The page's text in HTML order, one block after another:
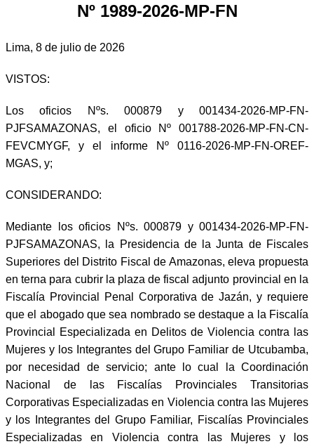
Nº 1989-2026-MP-FN
Lima, 8 de julio de 2026
VISTOS:
Los oficios Nºs. 000879 y 001434-2026-MP-FN-
PJFSAMAZONAS, el oficio Nº 001788-2026-MP-FN-CN-
FEVCMYGF, y el informe Nº 0116-2026-MP-FN-OREF-
MGAS, y;
CONSIDERANDO:
Mediante los oficios Nºs. 000879 y 001434-2026-MP-FN-
PJFSAMAZONAS, la Presidencia de la Junta de Fiscales
Superiores del Distrito Fiscal de Amazonas, eleva propuesta
en terna para cubrir la plaza de fiscal adjunto provincial en la
Fiscalía Provincial Penal Corporativa de Jazán, y requiere
que el abogado que sea nombrado se destaque a la Fiscalía
Provincial Especializada en Delitos de Violencia contra las
Mujeres y los Integrantes del Grupo Familiar de Utcubamba,
por necesidad de servicio; ante lo cual la Coordinación
Nacional de las Fiscalías Provinciales Transitorias
Corporativas Especializadas en Violencia contra las Mujeres
y los Integrantes del Grupo Familiar, Fiscalías Provinciales
Especializadas en Violencia contra las Mujeres y los